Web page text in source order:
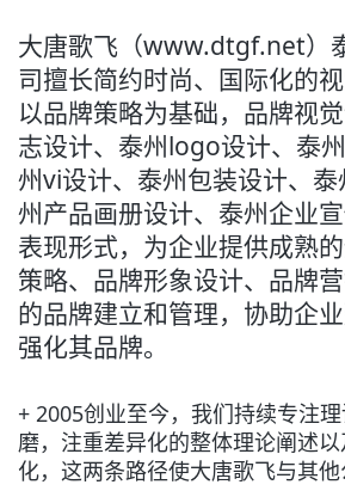
大唐歌飞（www.dtgf.net）
司擅长简约时尚、国际化的视
以品牌策略为基础，品牌视
志设计、泰州logo设计、泰
州vi设计、泰州包装设计、
州产品画册设计、泰州企业
表现形式，为企业提供成熟
策略、品牌形象设计、品牌
的品牌建立和管理，协助企
强化其品牌。
+ 2005创业至今，我们持续专注
磨，注重差异化的整体理论阐述
化，这两条路径使大唐歌飞与其他